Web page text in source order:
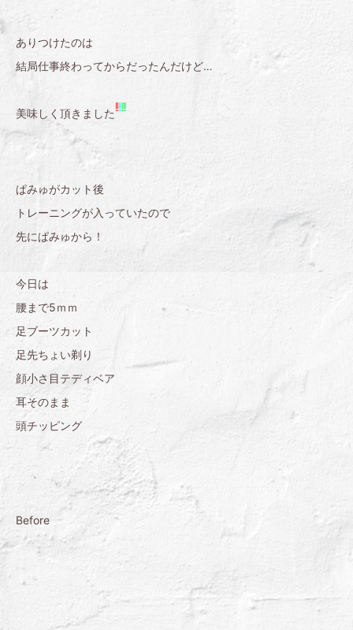
ありつけたのは
結局仕事終わってからだったんだけど…
美味しく頂きました
ぱみゅがカット後
トレーニングが入っていたので
先にぱみゅから！
今日は
腰まで5ｍｍ
足ブーツカット
足先ちょい剃り
顔小さ目テディベア
耳そのまま
頭チッピング
Before